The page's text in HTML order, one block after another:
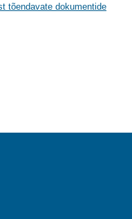
tõendavate dokumentide